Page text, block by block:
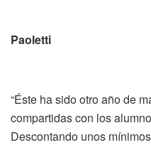
Paoletti
“Éste ha sido otro año de
compartidas con los
Descontando unos